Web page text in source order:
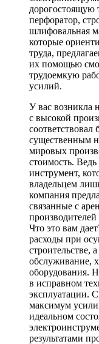
дорогостоящую
перфоратор,
шлифовальная
которые
труда,
их помощью
трудоемкую
усилий.
У вас возникла
с высокой
существенным
мировых
стоимость.
инструмент,
владельцем
компания
связанные с
Что это вам
расходы при
строительстве,
обслуживание,
оборудования.
в исправном
эксплуатации.
максимум
идеальном
результатами